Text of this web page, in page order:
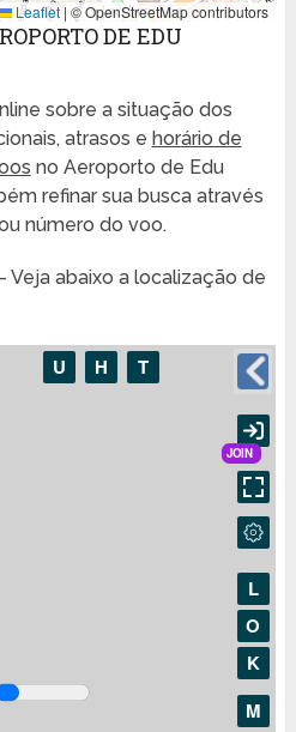
Leaflet | © OpenStreetMap contributors
DE EDU
sobre a situação dos
atrasos e horário de
no Aeroporto de Edu
refinar sua busca através
número do voo.
Veja abaixo a localização de